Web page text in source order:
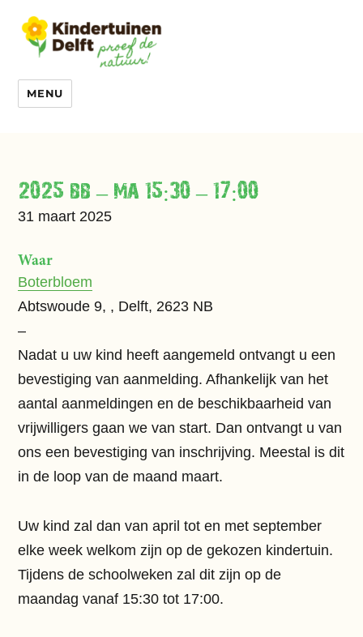
MENU
2025 bb – ma 15:30 – 17:00
31 maart 2025
Waar
Boterbloem
Abtswoude 9, , Delft, 2623 NB
–
Nadat u uw kind heeft aangemeld ontvangt u een
bevestiging van aanmelding. Afhankelijk van het
aantal aanmeldingen en de beschikbaarheid van
vrijwilligers gaan we van start. Dan ontvangt u van
ons een bevestiging van inschrijving. Meestal is dit
in de loop van de maand maart.
Uw kind zal dan van april tot en met september
elke week welkom zijn op de gekozen kindertuin.
Tijdens de schoolweken zal dit zijn op de
maandag vanaf 15:30 tot 17:00.